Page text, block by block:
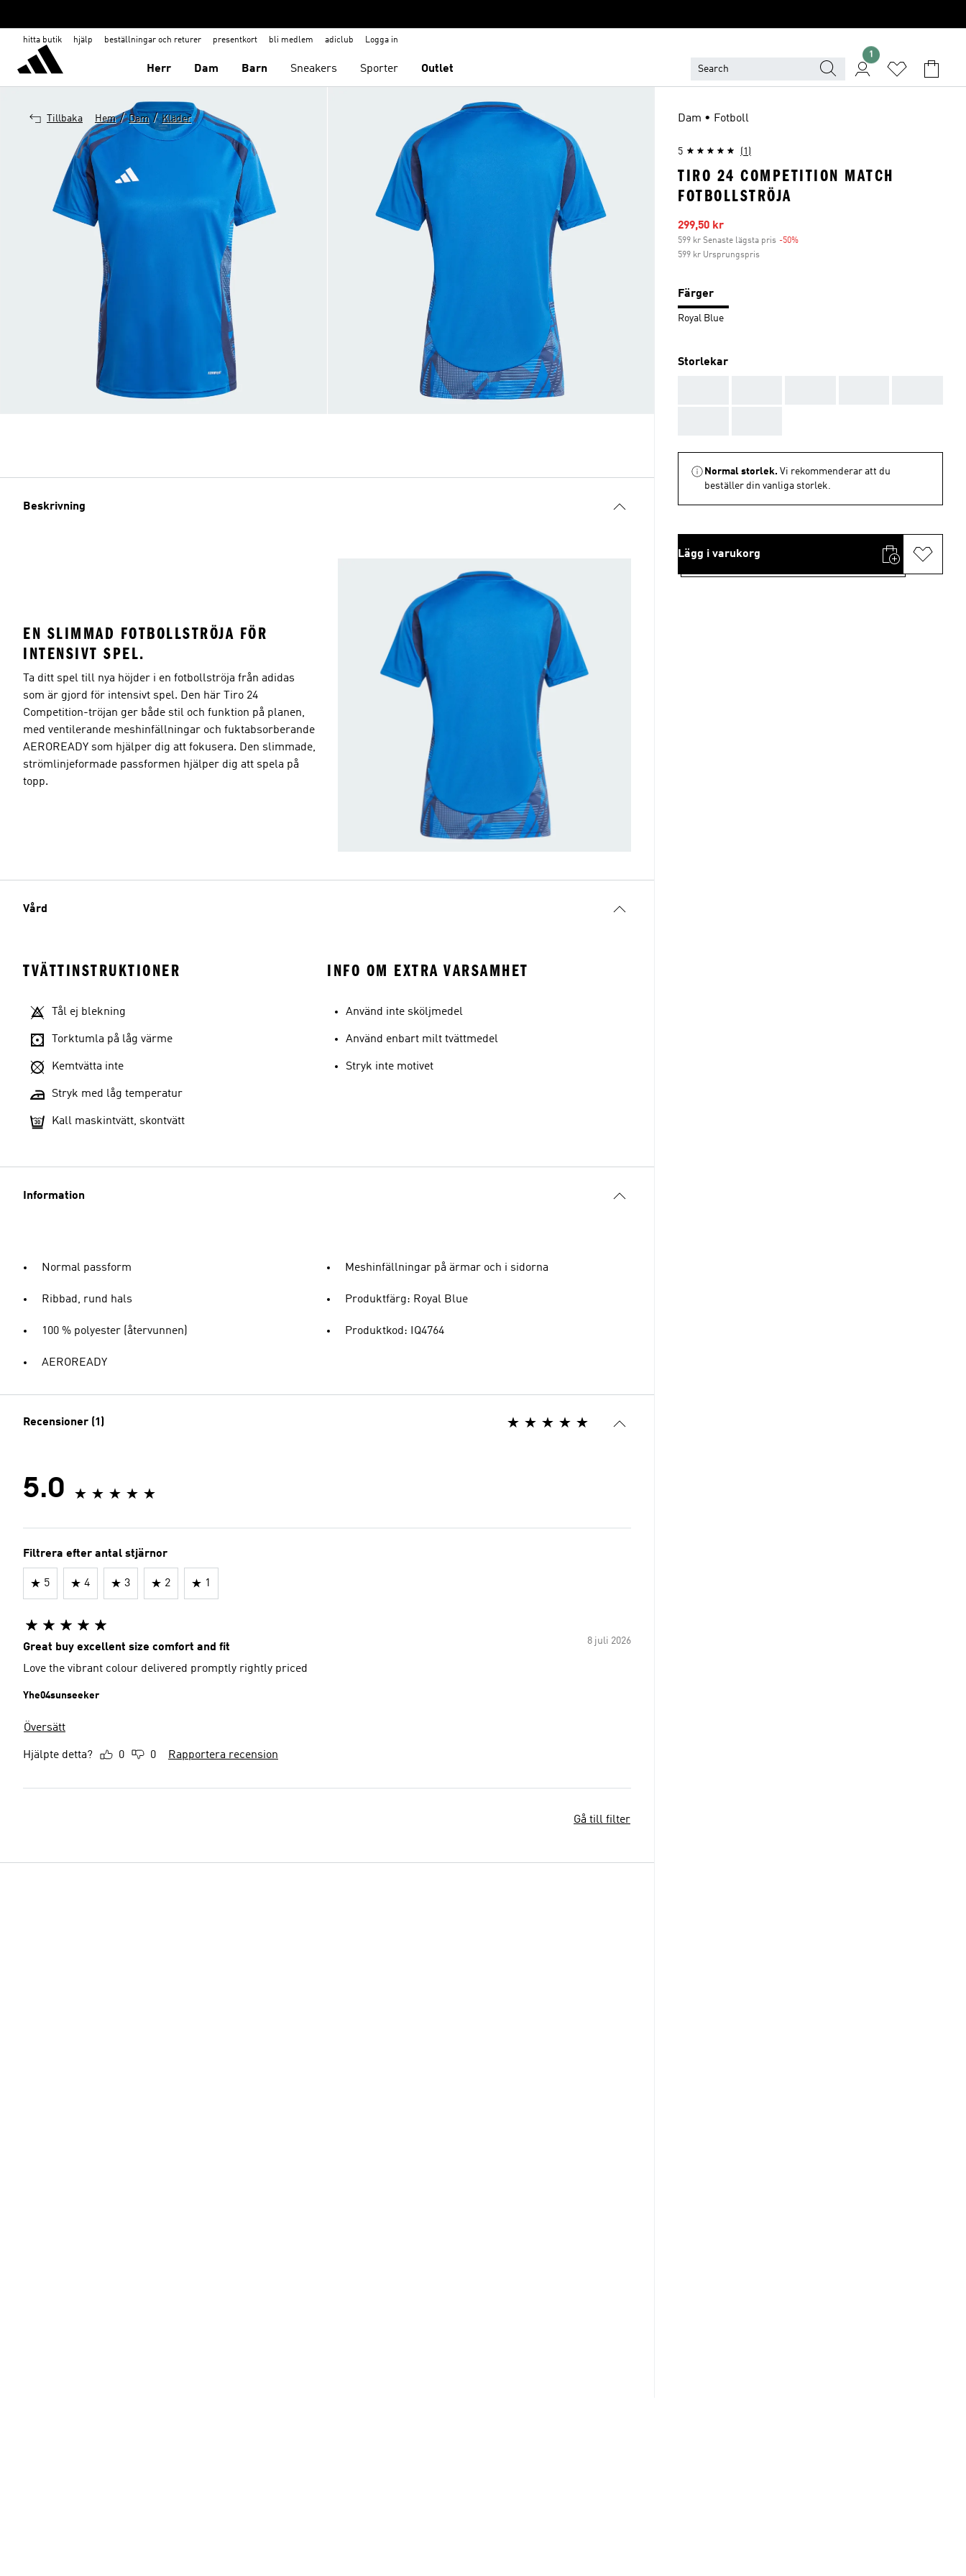
hitta butik hjälp beställningar och returer presentkort bli medlem adiclub Logga in
Herr Dam Barn Sneakers Sporter Outlet
1
Tillbaka Hem / Dam / Kläder
Beskrivning
EN SLIMMAD FOTBOLLSTRÖJA FÖR
INTENSIVT SPEL.
Ta ditt spel till nya höjder i en fotbollströja från adidas
som är gjord för intensivt spel. Den här Tiro 24
Competition-tröjan ger både stil och funktion på planen,
med ventilerande meshinfällningar och fuktabsorberande
AEROREADY som hjälper dig att fokusera. Den slimmade,
strömlinjeformade passformen hjälper dig att spela på
topp.
Vård
TVÄTTINSTRUKTIONER
Tål ej blekning
Torktumla på låg värme
Kemtvätta inte
Stryk med låg temperatur
Kall maskintvätt, skontvätt
INFO OM EXTRA VARSAMHET
Använd inte sköljmedel
Använd enbart milt tvättmedel
Stryk inte motivet
Information
Normal passform
Ribbad, rund hals
100 % polyester (återvunnen)
AEROREADY
Meshinfällningar på ärmar och i sidorna
Produktfärg: Royal Blue
Produktkod: IQ4764
Recensioner (1)
5.0
Filtrera efter antal stjärnor
5 4 3 2 1
8 juli 2026
Great buy excellent size comfort and fit
Love the vibrant colour delivered promptly rightly priced
Yhe04sunseeker
Översätt
Hjälpte detta? 0 0 Rapportera recension
Gå till filter
Dam • Fotboll
5 (1)
TIRO 24 COMPETITION MATCH
FOTBOLLSTRÖJA
Reapris
299,50 kr
599 kr Senaste lägsta pris -50%
599 kr Ursprungspris
Färger
Royal Blue
Storlekar
Normal storlek. Vi rekommenderar att du
beställer din vanliga storlek.
Lägg i varukorg